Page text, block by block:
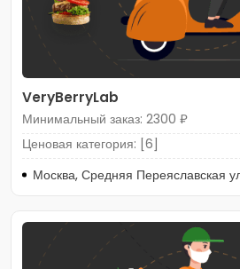
VeryBerryLab
Минимальный заказ: 2300 ₽
Ценовая категория: [6]
Москва, Средняя Переяславская